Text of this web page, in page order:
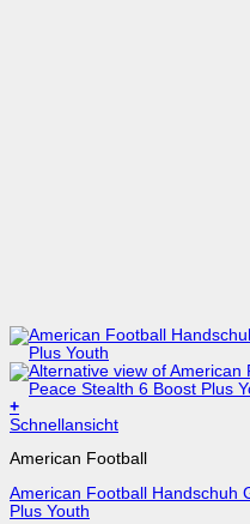
+
Dieses
weist
Varianten
auf.
Schnellansicht
American Football
American Football Handschuh
Plus Youth